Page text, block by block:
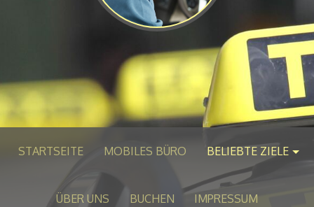
STARTSEITE MOBILES BÜRO BELIEBTE ZIELE
ÜBER UNS BUCHEN IMPRESSUM